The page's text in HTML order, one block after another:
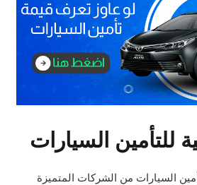
للتأمين السيارات
السيارات من الشركات المتميزة